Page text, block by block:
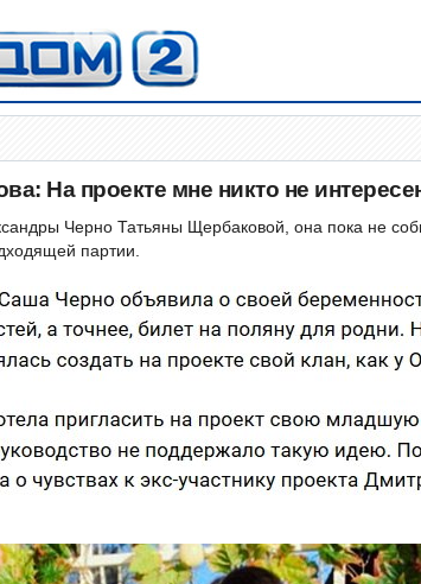
На проекте мне никто не
Черно Татьяны Щербаковой, она пока не
партии.